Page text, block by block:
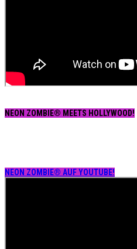
NEON ZOMBIE® MEETS HOLLYWOOD!
NEON ZOMBIE® AUF YOUTUBE!